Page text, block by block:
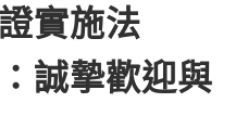
實施法
誠摯歡迎與